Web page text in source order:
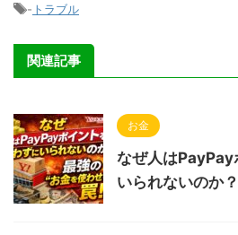
- トラブル
関連記事
お金
なぜ人はPayPay
いられないのか？